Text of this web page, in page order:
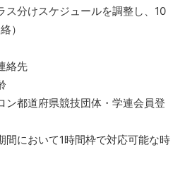
ス分けスケジュールを調整し、10
）
絡先
ン都道府県競技団体・学連会員登
間において1時間枠で対応可能な時